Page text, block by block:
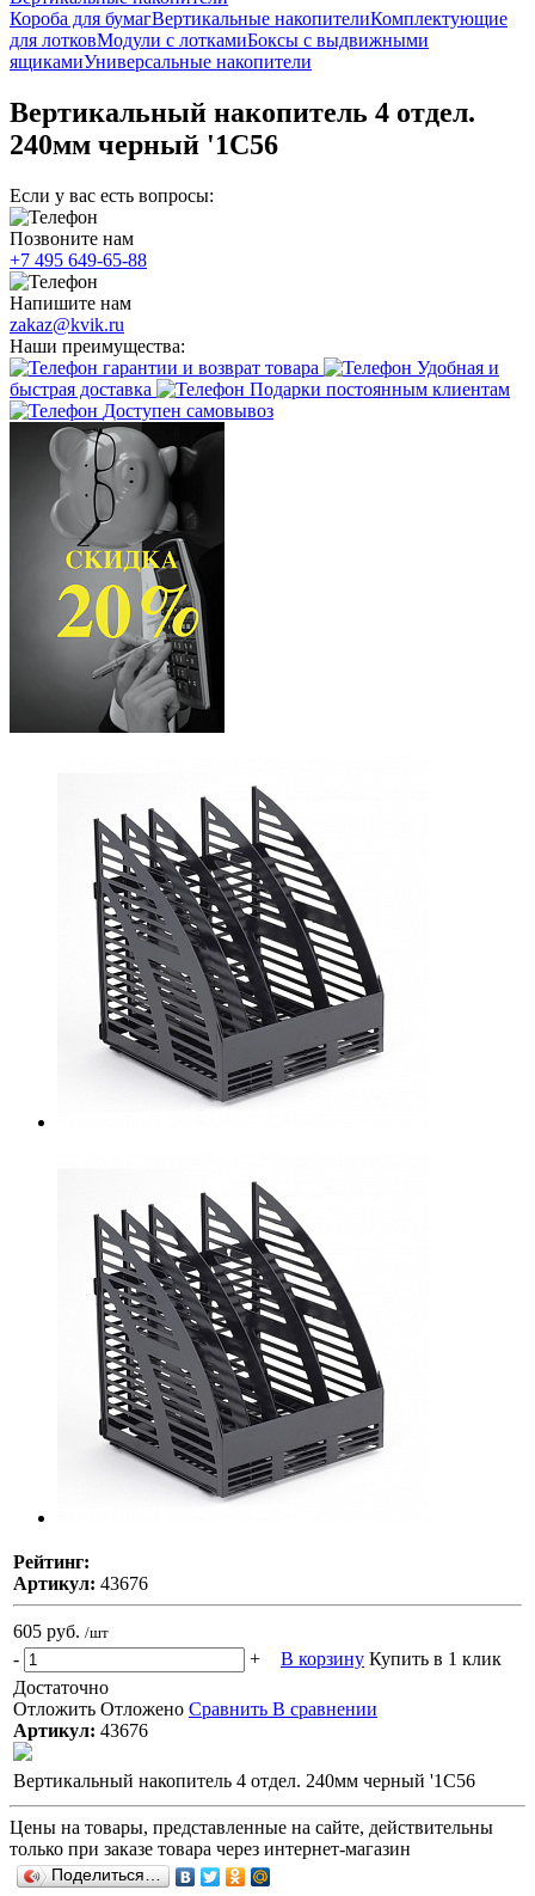
Короба для бумагВертикальные накопителиКомплектующие
для лотковМодули с лоткамиБоксы с выдвижными
ящикамиУниверсальные накопители
Вертикальный накопитель 4 отдел.
240мм черный '1С56
Если у вас есть вопросы:
Позвоните нам
+7 495 649-65-88
Напишите нам
zakaz@kvik.ru
Наши преимущества:
гарантии и возврат товара
Удобная и
быстрая доставка
Подарки постоянным клиентам
Доступен самовывоз
Рейтинг:
Артикул: 43676
605 руб. /шт
- + В корзину Купить в 1 клик
Достаточно
Отложить Отложено Сравнить В сравнении
Артикул: 43676
Вертикальный накопитель 4 отдел. 240мм черный '1С56
Цены на товары, представленные на сайте, действительны
только при заказе товара через интернет-магазин
Поделиться…